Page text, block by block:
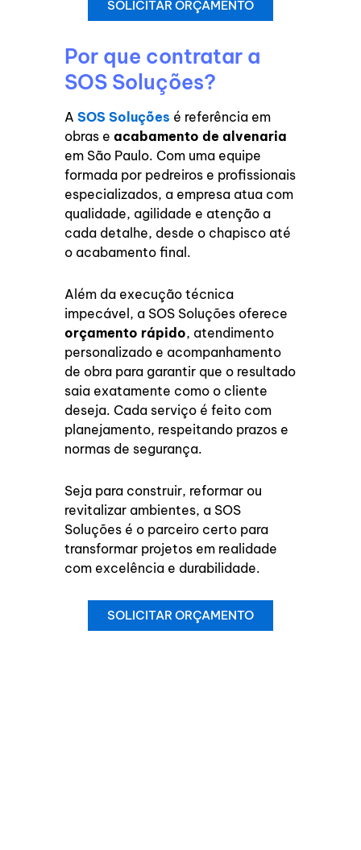
SOLICITAR ORÇAMENTO
Por que contratar a
SOS Soluções?
ASOS Soluções é referência em
obras eacabamento de alvenaria
em São Paulo. Com uma equipe
formada por pedreiros e profissionais
especializados, a empresa atua com
qualidade, agilidade e atenção a
cada detalhe, desde o chapisco até
o acabamento final.
Além da execução técnica
impecável, a SOS Soluções oferece
orçamento rápido, atendimento
personalizado e acompanhamento
de obra para garantir que o resultado
saia exatamente como o cliente
deseja. Cada serviço é feito com
planejamento, respeitando prazos e
normas de segurança.
Seja para construir, reformar ou
revitalizar ambientes, a SOS
Soluções é o parceiro certo para
transformar projetos em realidade
com excelência e durabilidade.
SOLICITAR ORÇAMENTO